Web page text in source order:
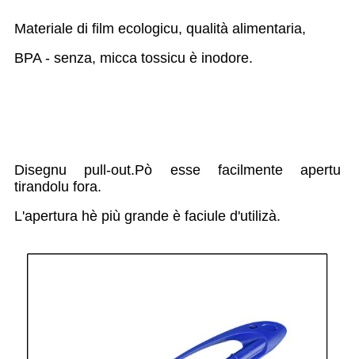
Materiale di film ecologicu, qualità alimentaria,
BPA - senza, micca tossicu è inodore.
Disegnu pull-out.Pò esse facilmente apertu
tirandolu fora.
L'apertura hè più grande è faciule d'utilizà.